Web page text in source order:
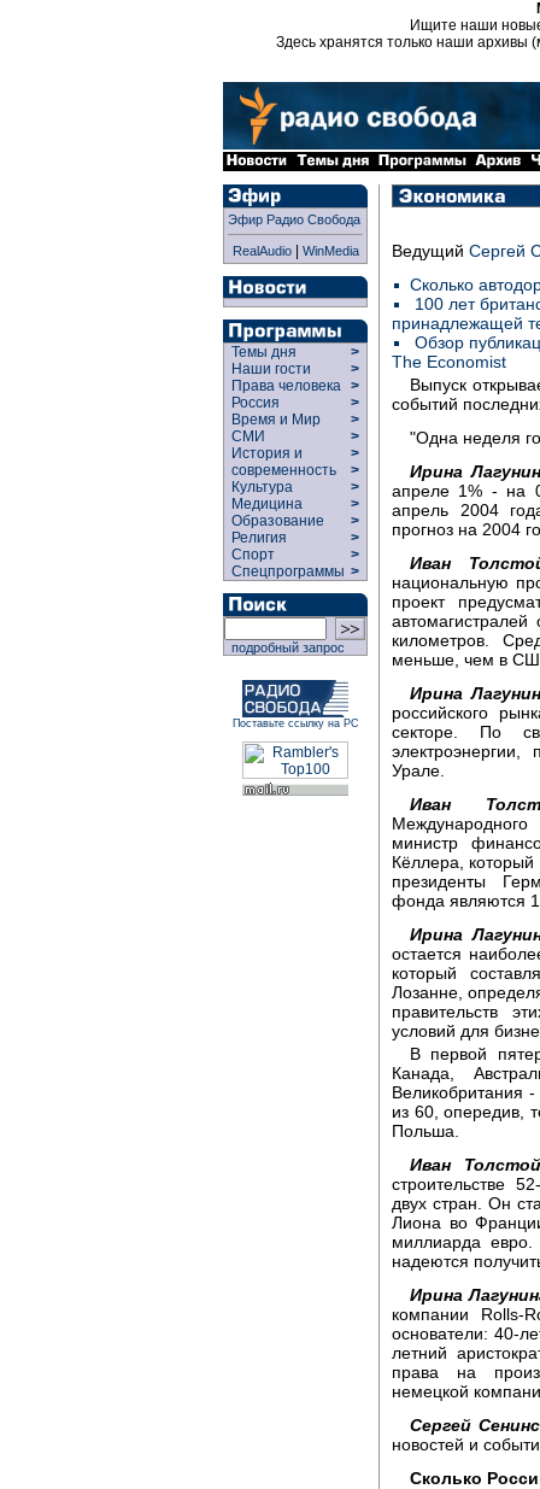
Ищите наши
Здесь хранятся только наши архивы
Эфир Радио Свобода
RealAudio| WinMedia
Темы дня
>
Наши гости
>
Права человека >
Россия
>
Время и Мир
>
СМИ
>
История и
современность
>
>
Культура
>
Медицина
>
Образование
>
Религия
>
Спорт
>
Спецпрограммы >
подробный запрос
Поставьте ссылку на РС
Ведущий Сергей
Сколько
100 лет
принадлежащей
Обзор
The Economist
Выпуск
событий
"Одна неделя
Ирина
апреле 1% - на
апрель 2004
прогноз на 2004
Иван
национальную
проект
километров.
меньше, чем в
Ирина
российского
секторе. По
Урале.
Иван
министр
Кёллера, который
президенты
фонда являются
Ирина
остается
который
Лозанне,
правительств
условий для
В первой
Канада,
Великобритания
из 60, опередив,
Польша.
Иван
строительстве
двух стран. Он
Лиона во
миллиарда евро.
надеются
Ирина
компании Rolls-
основатели: 40-
летний
права на
немецкой
Сергей
новостей и
Сколько